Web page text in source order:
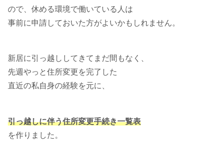
ので、休める環境で働いている人は
事前に申請しておいた方がよいかもしれません。
新居に引っ越ししてきてまだ間もなく、
先週やっと住所変更を完了した
直近の私自身の経験を元に、
引っ越しに伴う住所変更手続き一覧表
を作りました。